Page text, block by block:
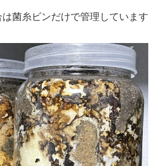
は菌糸ビンだけで管理しています